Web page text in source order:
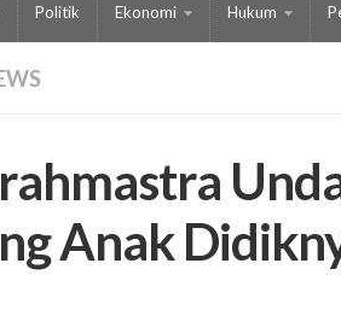
Politik Ekonomi Hukum
Anak